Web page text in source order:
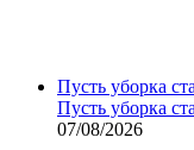
Пусть уборка
Пусть уборка
07/08/2026